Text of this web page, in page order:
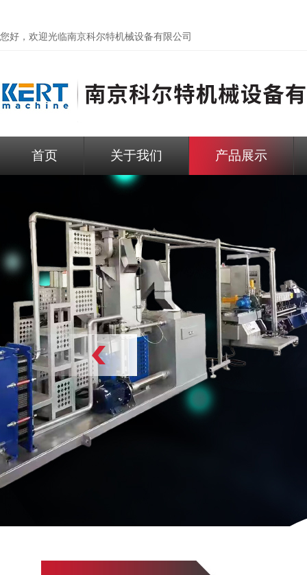
您好，欢迎光临南京科尔特机械设备有限公司
首页 关于我们 产品展示